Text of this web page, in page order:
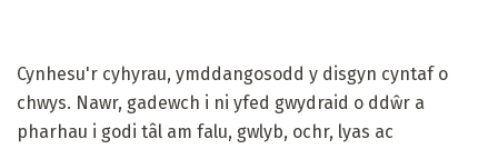
Cynhesu'r cyhyrau, ymddangosodd y disgyn cyntaf o
chwys. Nawr, gadewch i ni yfed gwydraid o ddŵr a
pharhau i godi tâl am falu, gwlyb, ochr, lyas ac